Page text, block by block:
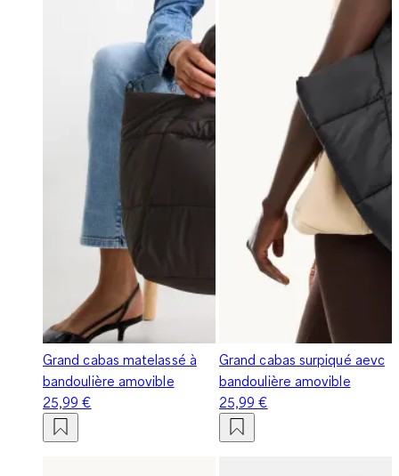
Grand cabas matelassé à
bandoulière amovible
25,99 €
Grand cabas surpiqué aevc
bandoulière amovible
25,99 €